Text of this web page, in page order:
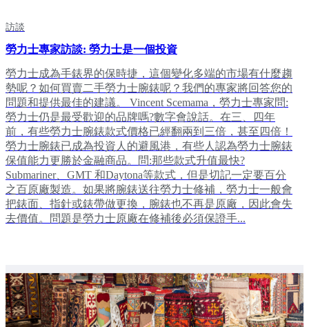
訪談
勞力士專家訪談: 勞力士是一個投資
勞力士成為手錶界的保時捷，這個變化多端的市場有什麼趨
勢呢？如何買賣二手勞力士腕錶呢？我們的專家將回答您的
問題和提供最佳的建議。 Vincent Scemama，勞力士專家問:
勞力士仍是最受歡迎的品牌嗎?數字會說話。在三、四年
前，有些勞力士腕錶款式價格已經翻兩到三倍，甚至四倍！
勞力士腕錶已成為投資人的避風港，有些人認為勞力士腕錶
保值能力更勝於金融商品。問:那些款式升值最快?
Submariner、GMT 和Daytona等款式，但是切記一定要百分
之百原廠製造。如果將腕錶送往勞力士修補，勞力士一般會
把錶面、指針或錶帶做更換，腕錶也不再是原廠，因此會失
去價值。問題是勞力士原廠在修補後必須保證手...